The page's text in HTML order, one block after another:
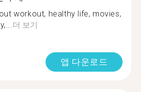
workout, healthy life, movies,
더 보기
앱 다운로드